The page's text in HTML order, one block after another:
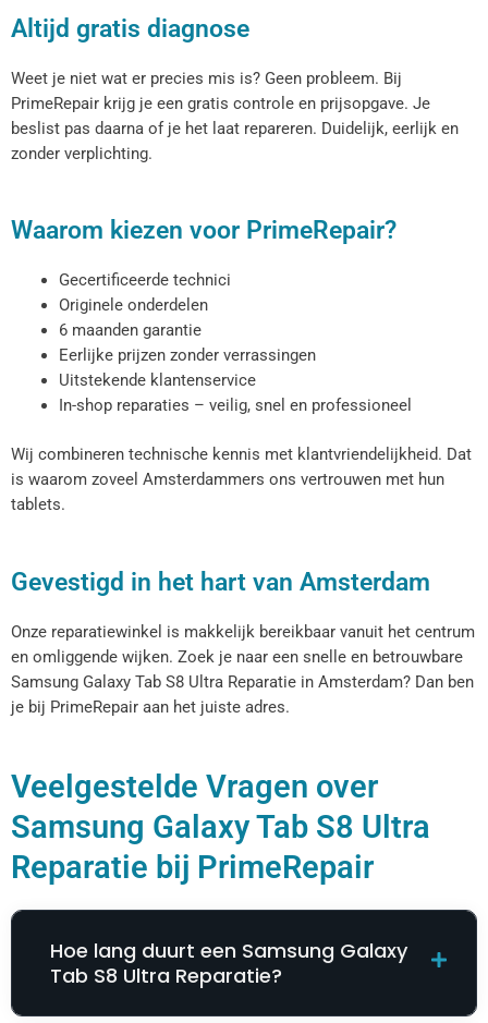
Altijd gratis diagnose
Weet je niet wat er precies mis is? Geen probleem. Bij
PrimeRepair krijg je een gratis controle en prijsopgave. Je
beslist pas daarna of je het laat repareren. Duidelijk, eerlijk en
zonder verplichting.
Waarom kiezen voor PrimeRepair?
Gecertificeerde technici
Originele onderdelen
6 maanden garantie
Eerlijke prijzen zonder verrassingen
Uitstekende klantenservice
In-shop reparaties – veilig, snel en professioneel
Wij combineren technische kennis met klantvriendelijkheid. Dat
is waarom zoveel Amsterdammers ons vertrouwen met hun
tablets.
Gevestigd in het hart van Amsterdam
Onze reparatiewinkel is makkelijk bereikbaar vanuit het centrum
en omliggende wijken. Zoek je naar een snelle en betrouwbare
Samsung Galaxy Tab S8 Ultra Reparatie​​​​ in Amsterdam? Dan ben
je bij PrimeRepair aan het juiste adres.
Veelgestelde Vragen over
Samsung Galaxy Tab S8 Ultra
Reparatie​​​​ bij PrimeRepair
Hoe lang duurt een Samsung Galaxy
Tab S8 Ultra Reparatie​​​​?